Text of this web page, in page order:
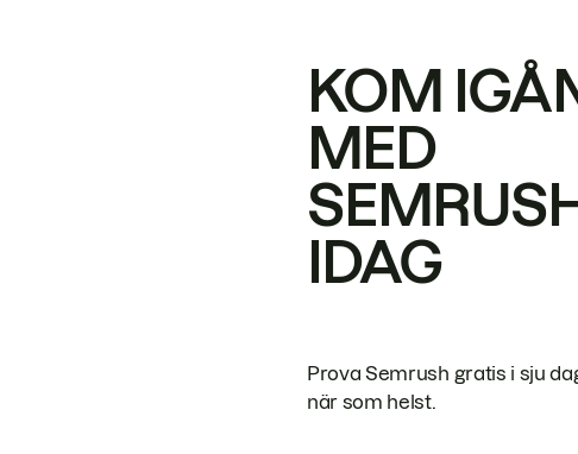
KOM
MED
IDAG
Prova Semrush gratis i sju
när som helst.